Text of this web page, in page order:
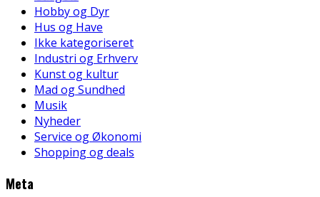
Hobby og Dyr
Hus og Have
Ikke kategoriseret
Industri og Erhverv
Kunst og kultur
Mad og Sundhed
Musik
Nyheder
Service og Økonomi
Shopping og deals
Meta